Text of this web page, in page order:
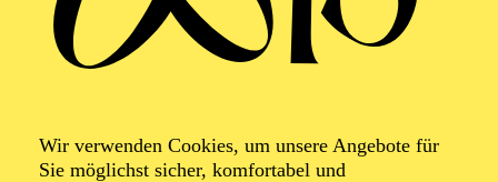
Wir verwenden Cookies, um unsere Angebote für
Sie möglichst sicher, komfortabel und
Uraufführung
Ruhrepos 2.0 27